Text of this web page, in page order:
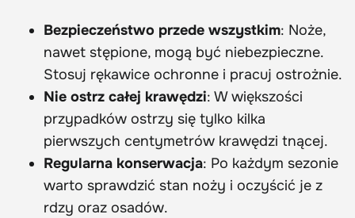
Bezpieczeństwo przede wszystkim: Noże,
nawet stępione, mogą być niebezpieczne.
Stosuj rękawice ochronne i pracuj ostrożnie.
Nie ostrz całej krawędzi: W większości
przypadków ostrzy się tylko kilka
pierwszych centymetrów krawędzi tnącej.
Regularna konserwacja: Po każdym sezonie
warto sprawdzić stan noży i oczyścić je z
rdzy oraz osadów.